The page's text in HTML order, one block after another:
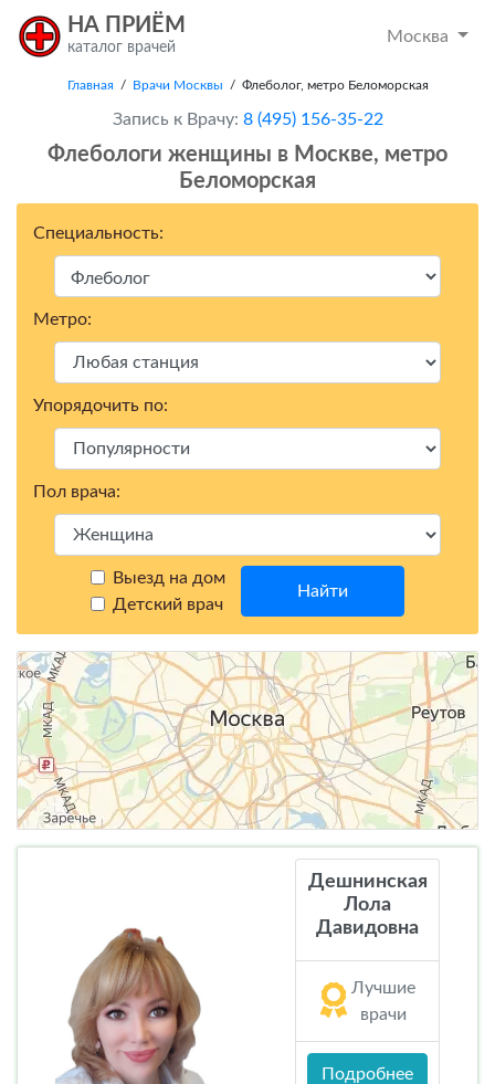
НА ПРИЁМ
каталог врачей
Москва
Главная / Врачи Москвы / Флеболог, метро Беломорская
Запись к Врачу: 8 (495) 156-35-22
Флебологи женщины в Москвe, метро
Беломорская
Специальность:
Метро:
Упорядочить по:
Пол врача:
Выезд на дом
Детский врач
Найти
Дешнинская
Лола
Давидовна
Лучшие
врачи
Подробнее